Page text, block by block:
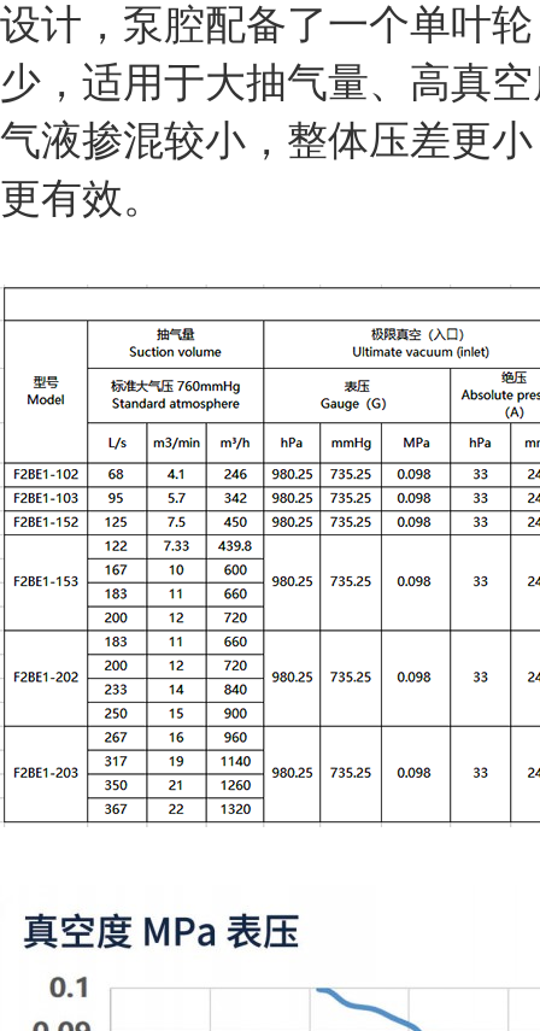
设计，泵腔配备了一个单叶
少，适用于大抽气量、高真
气液掺混较小，整体压差更
更有效。